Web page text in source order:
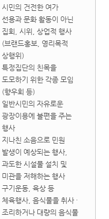
시민의 건전한 여가
선용과 문화 활동이 아닌
집회, 시위, 상업적 행사
(브랜드홍보, 영리목적
상행위)
특정집단의 친목을
도모하기 위한 각종 모임
(향우회 등)
일반시민의 자유로운
광장이용에 불편을 주는
행사
지나친 소음으로 민원
발생이 예상되는 행사,
과도한 시설물 설치 및
미관을 저해하는 행사
구기운동, 육상 등
체육행사, 음식물을 취사 ·
조리하거나 대량의 음식물